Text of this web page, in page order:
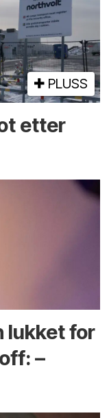
PLUSS
etter
lukket for
–